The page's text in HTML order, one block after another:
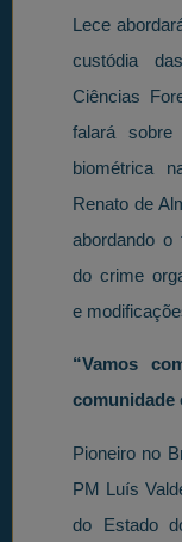
Lece
custódia
Ciências
falará sobre
biométrica
Renato de
abordando o
do crime
e
“Vamos
comunidade
Pioneiro no
PM Luís
do Estado